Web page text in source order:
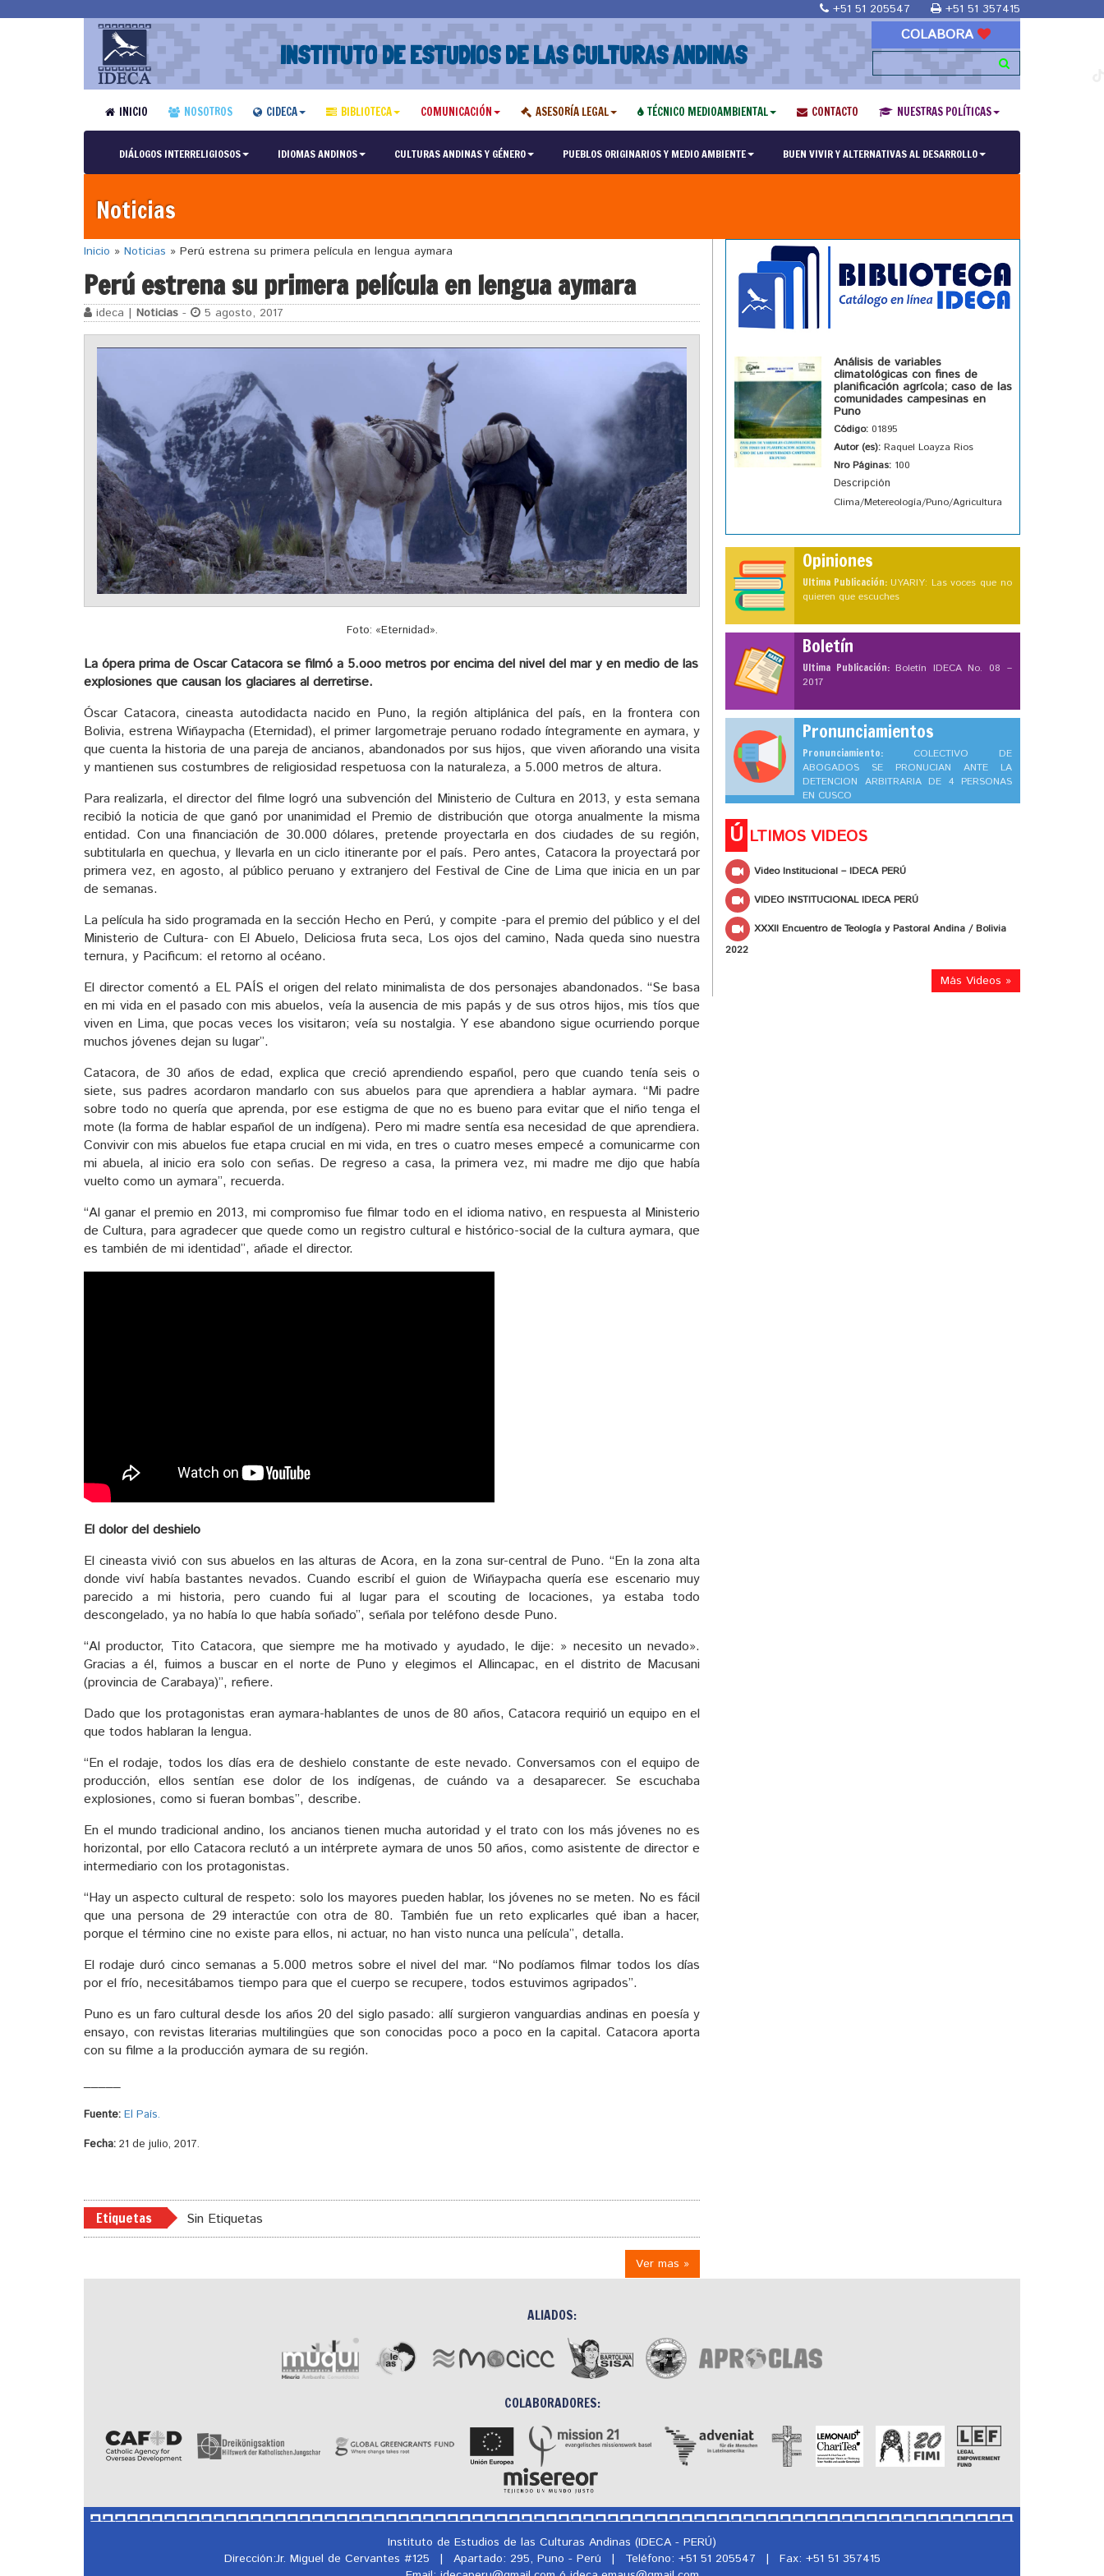
+51 51 205547 +51 51 357415
INSTITUTO DE ESTUDIOS DE LAS CULTURAS ANDINAS
COLABORA
INICIO NOSOTROS CIDECA BIBLIOTECA COMUNICACIÓN ASESORÍA LEGAL TÉCNICO MEDIOAMBIENTAL CONTACTO NUESTRAS POLÍTICAS
DIÁLOGOS INTERRELIGIOSOS IDIOMAS ANDINOS CULTURAS ANDINAS Y GÉNERO PUEBLOS ORIGINARIOS Y MEDIO AMBIENTE BUEN VIVIR Y ALTERNATIVAS AL DESARROLLO
Noticias
Inicio » Noticias » Perú estrena su primera película en lengua aymara
Perú estrena su primera película en lengua aymara
ideca | Noticias - 5 agosto, 2017
Foto: «Eternidad».
La ópera prima de Oscar Catacora se filmó a 5.ooo metros por encima del nivel del mar y en medio de las
explosiones que causan los glaciares al derretirse.
Óscar Catacora, cineasta autodidacta nacido en Puno, la región altiplánica del país, en la frontera con
Bolivia, estrena Wiñaypacha (Eternidad), el primer largometraje peruano rodado íntegramente en aymara, y
que cuenta la historia de una pareja de ancianos, abandonados por sus hijos, que viven añorando una visita
y mantienen sus costumbres de religiosidad respetuosa con la naturaleza, a 5.000 metros de altura.
Para realizarla, el director del filme logró una subvención del Ministerio de Cultura en 2013, y esta semana
recibió la noticia de que ganó por unanimidad el Premio de distribución que otorga anualmente la misma
entidad. Con una financiación de 30.000 dólares, pretende proyectarla en dos ciudades de su región,
subtitularla en quechua, y llevarla en un ciclo itinerante por el país. Pero antes, Catacora la proyectará por
primera vez, en agosto, al público peruano y extranjero del Festival de Cine de Lima que inicia en un par
de semanas.
La película ha sido programada en la sección Hecho en Perú, y compite -para el premio del público y el del
Ministerio de Cultura- con El Abuelo, Deliciosa fruta seca, Los ojos del camino, Nada queda sino nuestra
ternura, y Pacificum: el retorno al océano.
El director comentó a EL PAÍS el origen del relato minimalista de dos personajes abandonados. “Se basa
en mi vida en el pasado con mis abuelos, veía la ausencia de mis papás y de sus otros hijos, mis tíos que
viven en Lima, que pocas veces los visitaron; veía su nostalgia. Y ese abandono sigue ocurriendo porque
muchos jóvenes dejan su lugar”.
Catacora, de 30 años de edad, explica que creció aprendiendo español, pero que cuando tenía seis o
siete, sus padres acordaron mandarlo con sus abuelos para que aprendiera a hablar aymara. “Mi padre
sobre todo no quería que aprenda, por ese estigma de que no es bueno para evitar que el niño tenga el
mote (la forma de hablar español de un indígena). Pero mi madre sentía esa necesidad de que aprendiera.
Convivir con mis abuelos fue etapa crucial en mi vida, en tres o cuatro meses empecé a comunicarme con
mi abuela, al inicio era solo con señas. De regreso a casa, la primera vez, mi madre me dijo que había
vuelto como un aymara”, recuerda.
“Al ganar el premio en 2013, mi compromiso fue filmar todo en el idioma nativo, en respuesta al Ministerio
de Cultura, para agradecer que quede como un registro cultural e histórico-social de la cultura aymara, que
es también de mi identidad”, añade el director.
El dolor del deshielo
El cineasta vivió con sus abuelos en las alturas de Acora, en la zona sur-central de Puno. “En la zona alta
donde viví había bastantes nevados. Cuando escribí el guion de Wiñaypacha quería ese escenario muy
parecido a mi historia, pero cuando fui al lugar para el scouting de locaciones, ya estaba todo
descongelado, ya no había lo que había soñado”, señala por teléfono desde Puno.
“Al productor, Tito Catacora, que siempre me ha motivado y ayudado, le dije: » necesito un nevado».
Gracias a él, fuimos a buscar en el norte de Puno y elegimos el Allincapac, en el distrito de Macusani
(provincia de Carabaya)”, refiere.
Dado que los protagonistas eran aymara-hablantes de unos de 80 años, Catacora requirió un equipo en el
que todos hablaran la lengua.
“En el rodaje, todos los días era de deshielo constante de este nevado. Conversamos con el equipo de
producción, ellos sentían ese dolor de los indígenas, de cuándo va a desaparecer. Se escuchaba
explosiones, como si fueran bombas”, describe.
En el mundo tradicional andino, los ancianos tienen mucha autoridad y el trato con los más jóvenes no es
horizontal, por ello Catacora reclutó a un intérprete aymara de unos 50 años, como asistente de director e
intermediario con los protagonistas.
“Hay un aspecto cultural de respeto: solo los mayores pueden hablar, los jóvenes no se meten. No es fácil
que una persona de 29 interactúe con otra de 80. También fue un reto explicarles qué iban a hacer,
porque el término cine no existe para ellos, ni actuar, no han visto nunca una película”, detalla.
El rodaje duró cinco semanas a 5.000 metros sobre el nivel del mar. “No podíamos filmar todos los días
por el frío, necesitábamos tiempo para que el cuerpo se recupere, todos estuvimos agripados”.
Puno es un faro cultural desde los años 20 del siglo pasado: allí surgieron vanguardias andinas en poesía y
ensayo, con revistas literarias multilingües que son conocidas poco a poco en la capital. Catacora aporta
con su filme a la producción aymara de su región.
Fuente: El País.
Fecha: 21 de julio, 2017.
Etiquetas Sin Etiquetas
Ver mas »
Análisis de variables
climatológicas con fines de
planificación agrícola; caso de las
comunidades campesinas en
Puno
Código: 01895
Autor (es): Raquel Loayza Rios
Nro Páginas: 100
Descripción
Clima/Metereología/Puno/Agricultura
Opiniones
Ultima Publicación: UYARIY: Las voces que no
quieren que escuches
Boletín
Ultima Publicación: Boletín IDECA No. 08 –
2017
Pronunciamientos
Pronunciamiento: COLECTIVO DE
ABOGADOS SE PRONUCIAN ANTE LA
DETENCION ARBITRARIA DE 4 PERSONAS
EN CUSCO
Ú LTIMOS VIDEOS
Video Institucional – IDECA PERÚ
VIDEO INSTITUCIONAL IDECA PERÚ
XXXII Encuentro de Teología y Pastoral Andina / Bolivia
2022
Más Videos »
ALIADOS:
COLABORADORES:
Instituto de Estudios de las Culturas Andinas (IDECA - PERÚ)
Dirección:Jr. Miguel de Cervantes #125
| Apartado: 295, Puno - Perú | Teléfono: +51 51 205547 |
Fax: +51 51 357415